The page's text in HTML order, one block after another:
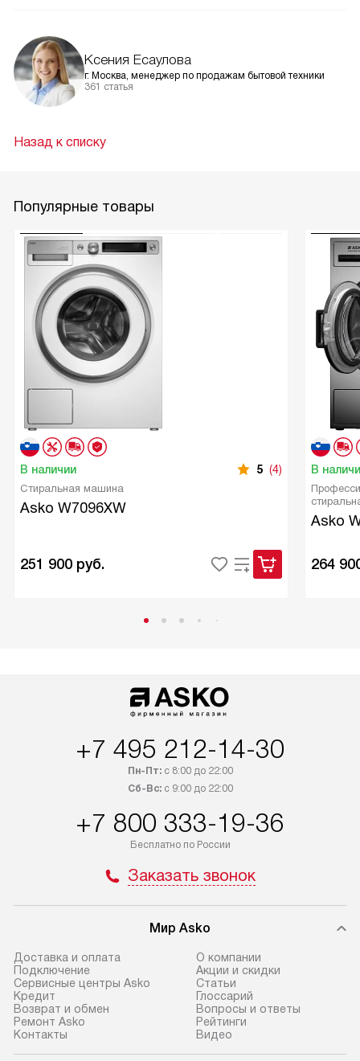
Ксения Есаулова
г. Москва, менеджер по продажам бытовой техники
361 статья
Назад к списку
Популярные товары
В наличии 5 (4)
Стиральная машина
Asko W7096XW
251 900 руб.
В
Asko
264
+7 495 212-14-30
Пн-Пт:с 8:00 до 22:00
Сб-Вс:с 9:00 до 22:00
+7 800 333-19-36
Бесплатно по России
Заказать звонок
Мир Asko
Доставка и оплата
Подключение
Сервисные центры Asko
Кредит
Возврат и обмен
Ремонт Asko
Контакты
О компании
Акции и скидки
Статьи
Глоссарий
Вопросы и ответы
Рейтинги
Видео